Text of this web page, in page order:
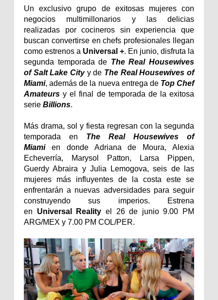
Un exclusivo grupo de exitosas mujeres con
negocios multimillonarios y las delicias
realizadas por cocineros sin experiencia que
buscan convertirse en chefs profesionales llegan
como estrenos a Universal +. En junio, disfruta la
segunda temporada de The Real Housewives
of Salt Lake Cityy de The Real Housewives of
Miami, además de la nueva entrega de Top Chef
Amateurs y el final de temporada de la exitosa
serie Billions.
Más drama, sol y fiesta regresan con la segunda
temporada en The Real Housewives of
Miamien donde Adriana de Moura, Alexia
Echeverría, Marysol Patton, Larsa Pippen,
Guerdy Abraira y Julia Lemogova, seis de las
mujeres más influyentes de la costa este se
enfrentarán a nuevas adversidades para seguir
construyendo sus imperios. Estrena
en Universal Reality el 26 de junio 9.00 PM
ARG/MEX y 7.00 PM COL/PER.